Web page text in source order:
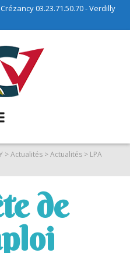
03.23.71.50.70 - Verdilly
>Actualités >Actualités > LPA
de